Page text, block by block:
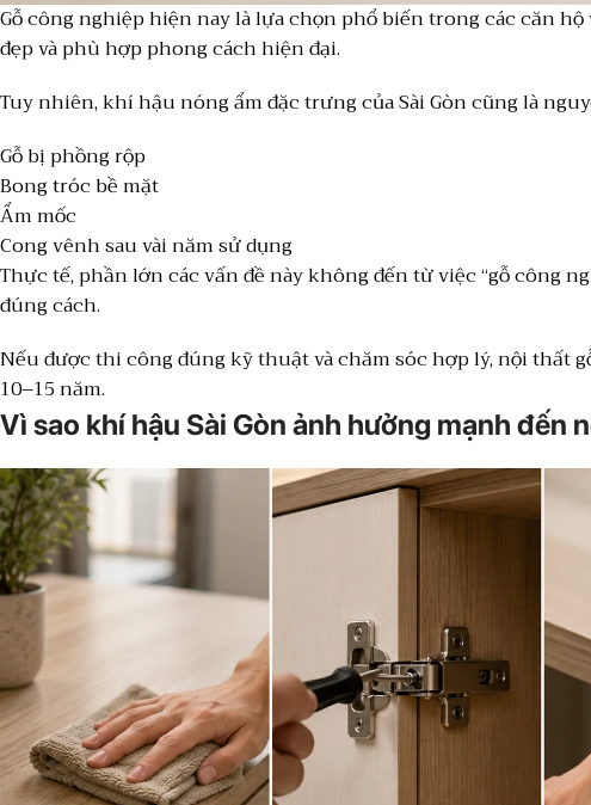
Gỗ công nghiệp hiện nay là lựa chọn phổ biến trong các căn
đẹp và phù hợp phong cách hiện đại.
Tuy nhiên, khí hậu nóng ẩm đặc trưng của Sài Gòn cũng là
Gỗ bị phồng rộp
Bong tróc bề mặt
Ẩm mốc
Cong vênh sau vài năm sử dụng
Thực tế, phần lớn các vấn đề này không đến từ việc “gỗ công
đúng cách.
Nếu được thi công đúng kỹ thuật và chăm sóc hợp lý, nội thất
10–15 năm.
Vì sao khí hậu Sài Gòn ảnh hưởng mạnh đến